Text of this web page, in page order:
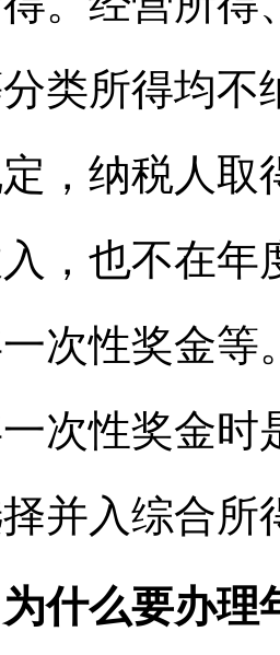
类所得均不
，纳税人
，也不在年
次性奖金等
次性奖金时
并入综合所
什么要办理